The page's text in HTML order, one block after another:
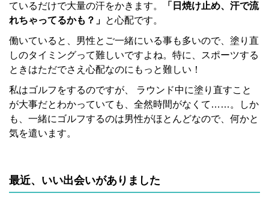
ているだけで大量の汗をかきます。
「日焼け止め、汗で流
れちゃってるかも？」 と心配です。
働いていると、男性とご一緒にいる事も多いので、塗り直
しのタイミングって難しいですよね。特に、スポーツする
ときはただでさえ心配なのにもっと難しい！
私はゴルフをするのですが、 ラウンド中に塗り直すこと
が大事だとわかっていても、全然時間がなくて……。しか
も、一緒にゴルフするのは男性がほとんどなので、何かと
気を遣います。
最近、いい出会いがありました